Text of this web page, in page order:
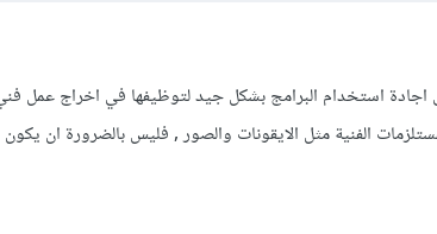
اجادة استخدام البرامج بشكل جيد لتوظيفها في اخراج عمل
الفنية مثل الايقونات والصور , فليس بالضرورة ان